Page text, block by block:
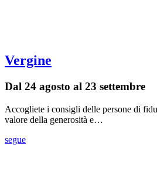
Vergine
Dal 24 agosto al 23 settembre
Accogliete i consigli delle persone di
valore della generosità e…
segue